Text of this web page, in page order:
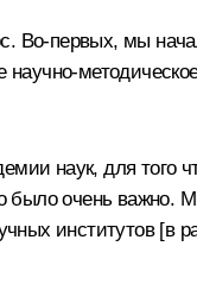
Во-первых, мы
наук, для того
очень важно.
институтов [в